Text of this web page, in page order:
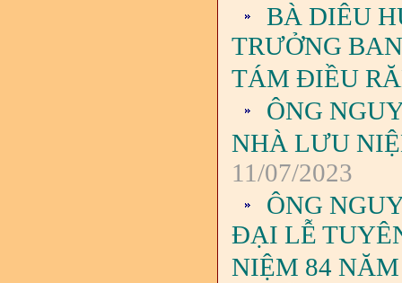
BÀ DIÊU
TRƯỞNG
TÁM ĐIỀU
ÔNG
NHÀ LƯU
11/07/2023
ÔNG
ĐẠI LỄ
NIỆM 84